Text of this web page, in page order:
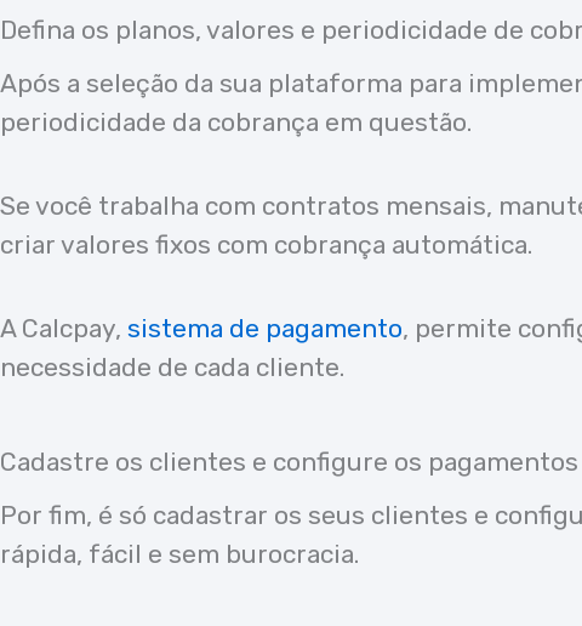
Defina os planos, valores e periodicidade de
Após a seleção da sua plataforma para
periodicidade da cobrança em questão.
Se você trabalha com contratos mensais,
criar valores fixos com cobrança automática.
A Calcpay, sistema de pagamento, permite
necessidade de cada cliente.
Cadastre os clientes e configure os pagamentos
Por fim, é só cadastrar os seus clientes e
rápida, fácil e sem burocracia.